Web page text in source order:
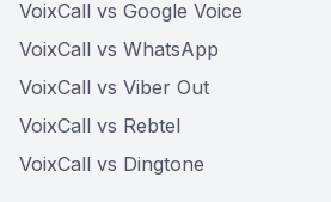
VoixCall vs Google Voice
VoixCall vs WhatsApp
VoixCall vs Viber Out
VoixCall vs Rebtel
VoixCall vs Dingtone